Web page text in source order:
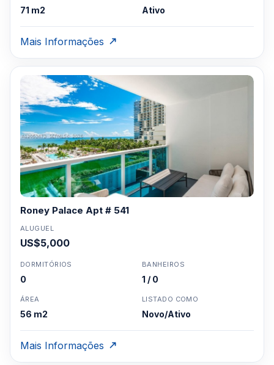
71 m2 Ativo
Mais Informações
Roney Palace Apt # 541
ALUGUEL
US$5,000
DORMITÓRIOS
0
BANHEIROS
1 / 0
ÁREA
56 m2
LISTADO COMO
Novo/Ativo
Mais Informações